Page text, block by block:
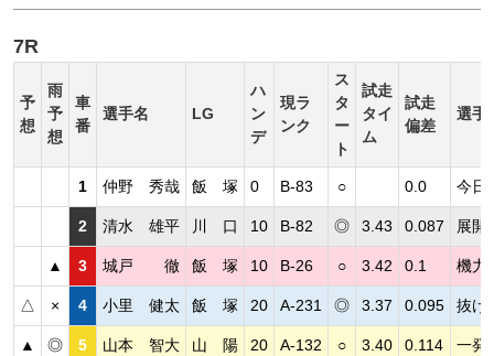
7R
予
想
雨
予
想
車
番
選手名 LG
ハ
ン
デ
現ラ
ンク
ス
タ
ー
ト
試走
タイ
ム
試走
偏差
選手
1 仲野 秀哉 飯 塚 0 B-83 ○ 0.0 今日
2 清水 雄平 川 口 10 B-82 ◎ 3.43 0.087 展開
▲ 3 城戸 徹 飯 塚 10 B-26 ○ 3.42 0.1 機力
△ × 4 小里 健太 飯 塚 20 A-231 ◎ 3.37 0.095 抜け
▲ ◎ 5 山本 智大 山 陽 20 A-132 ○ 3.40 0.114 一発